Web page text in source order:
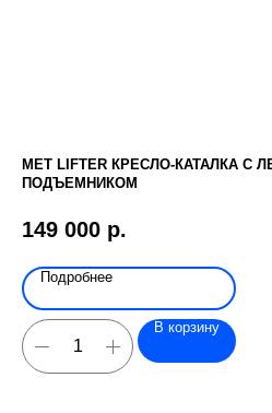
MET LIFTER КРЕСЛО-КАТАЛКА С
ПОДЪЕМНИКОМ
149 000 р.
Подробнее
В корзину